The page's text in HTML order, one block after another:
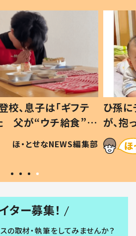
校、息子は「ギフテ
父が“ウチ給食”を
理由とは #令和の親
ほ・とせなNEWS編集部
ひ孫
が、
「涙が
い」
ター募集！
の取材・執筆をしてみませんか？